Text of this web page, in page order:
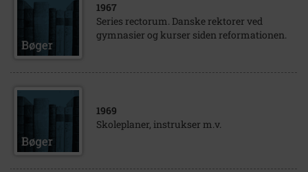
1967
Series rectorum. Danske rektorer ved
gymnasier og kurser siden reformationen.
1969
Skoleplaner, instrukser m.v.